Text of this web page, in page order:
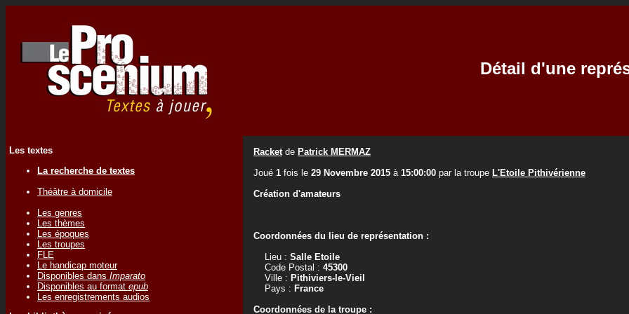
Détail d'une
Les textes
La recherche de textes
Théâtre à domicile
Les genres
Les thèmes
Les époques
Les troupes
FLE
Le handicap moteur
Disponibles dans Imparato
Disponibles au format epub
Les enregistrements audios
Racketde Patrick MERMAZ
Joué 1 fois le 29 Novembre 2015 à 15:00:00 par la troupe L'Etoile Pithivérienne
Création d'amateurs
Coordonnées du lieu de représentation :
Lieu : Salle Etoile
Code Postal : 45300
Ville : Pithiviers-le-Vieil
Pays : France
Coordonnées de la troupe :